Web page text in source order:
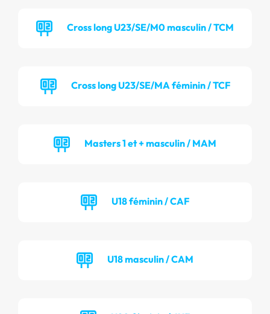
Cross long U23/SE/M0 masculin / TCM
Cross long U23/SE/MA féminin / TCF
Masters 1 et + masculin / MAM
U18 féminin / CAF
U18 masculin / CAM